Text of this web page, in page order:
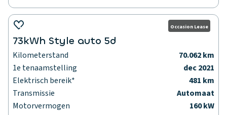
Occasion Lease
73kWh Style auto 5d
Kilometerstand
70.062 km
1e tenaamstelling
dec 2021
Elektrisch bereik*
481 km
Transmissie
Automaat
Motorvermogen
160 kW